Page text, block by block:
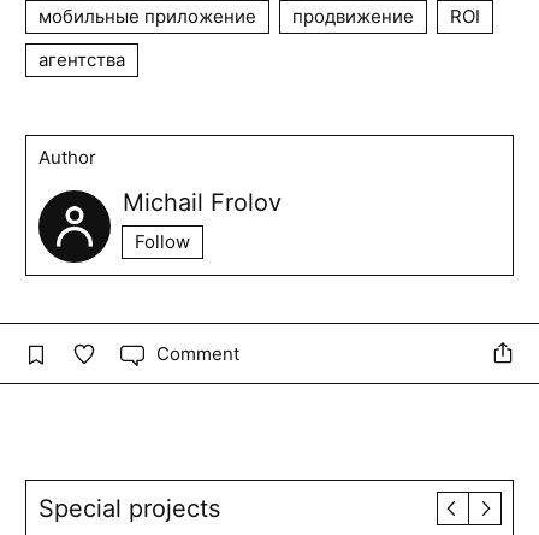
мобильные приложение
продвижение
ROI
агентства
Author
Michail Frolov
Follow
Comment
Special projects